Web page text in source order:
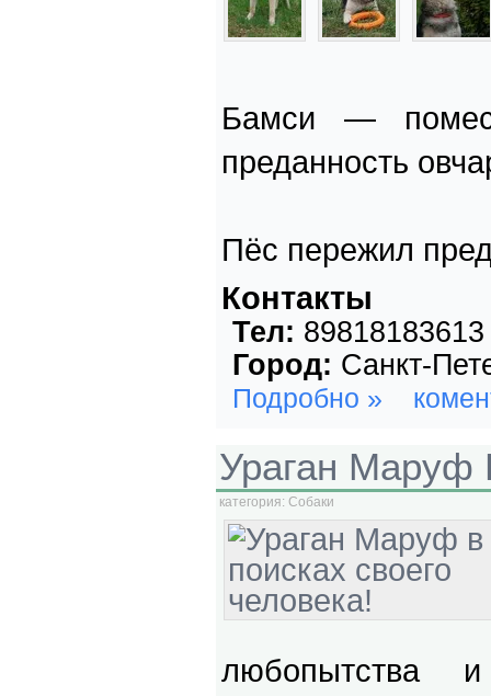
Бамси —
преданность
Пёс пережил
Контакты
Тел: 89818183613
Город: Санкт-
Подробно »
Ураган Маруф
категория: Собаки